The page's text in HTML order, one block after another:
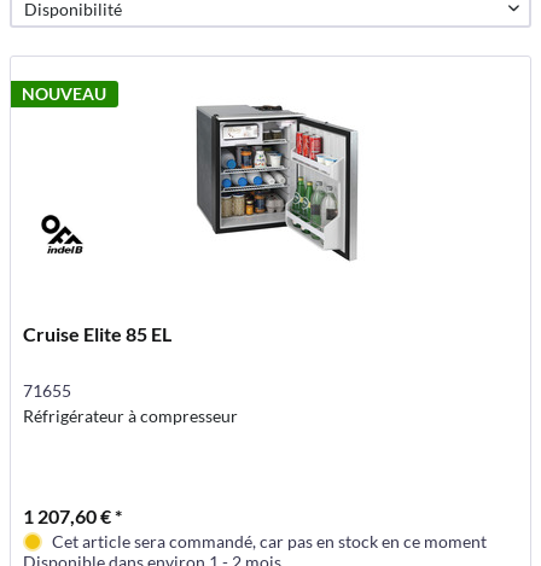
NOUVEAU
Cruise Elite 85 EL
71655
Réfrigérateur à compresseur
1 207,60 € *
Cet article sera commandé, car pas en stock en ce moment